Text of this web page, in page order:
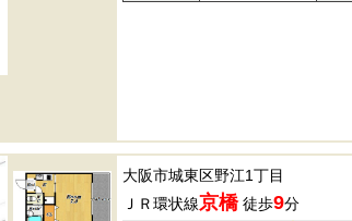
大阪市城東区野江1丁目
ＪＲ環状線京橋徒歩9分